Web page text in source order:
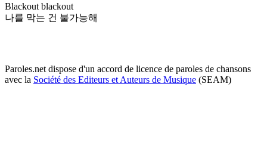
Blackout blackout
나를 막는 건 불가능해
Paroles.net dispose d'un accord de licence de paroles de chansons
avec la Société des Editeurs et Auteurs de Musique (SEAM)